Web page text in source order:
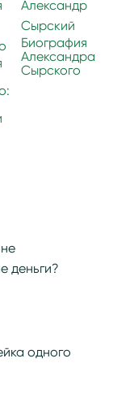
Биография
Александра
Сырского
деньги?
одного